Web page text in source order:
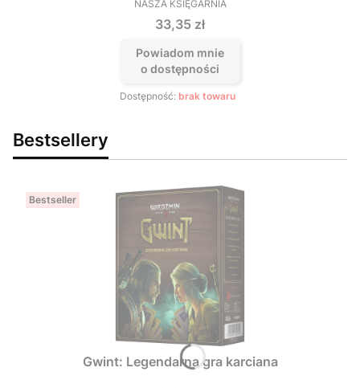
PRODUCENT
NASZA KSIĘGARNIA
Cena
33,35 zł
Powiadom mnie
o dostępności
Dostępność: brak towaru
Bestsellery
Bestseller
Gwint: Legendarna gra karciana